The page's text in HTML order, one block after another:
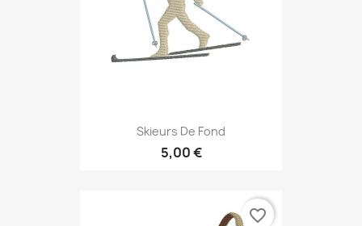
Skieurs De Fond
5,00 €
favorite_border